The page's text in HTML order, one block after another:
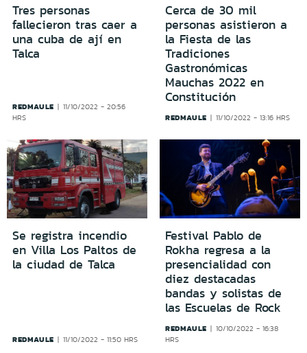
Tres personas
fallecieron tras caer a
una cuba de ají en
Talca
REDMAULE
11/10/2022 - 20:56
HRS
Cerca de 30 mil
personas asistieron a
la Fiesta de las
Tradiciones
Gastronómicas
Mauchas 2022 en
Constitución
REDMAULE 11/10/2022 - 13:16 HRS
Se registra incendio
en Villa Los Paltos de
la ciudad de Talca
REDMAULE 11/10/2022 - 11:50 HRS
Festival Pablo de
Rokha regresa a la
presencialidad con
diez destacadas
bandas y solistas de
las Escuelas de Rock
REDMAULE
10/10/2022 - 16:38
HRS